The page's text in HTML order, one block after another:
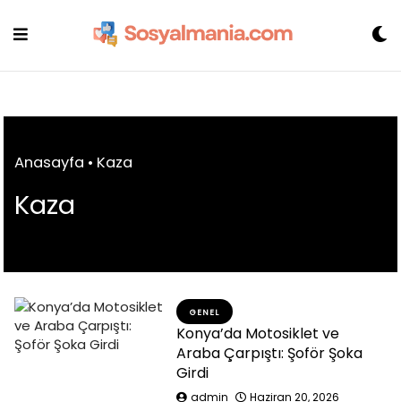
Anasayfa • Kaza
Kaza
GENEL
Konya’da Motosiklet ve
Araba Çarpıştı: Şoför Şoka
Girdi
admin Haziran 20, 2026